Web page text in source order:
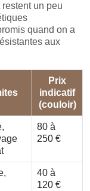
un peu
quand on a
aux
Prix
indicatif
(couloir)
80 à
250 €
40 à
120 €